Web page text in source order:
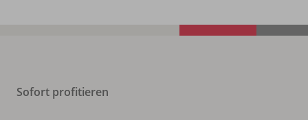
Sofort profitieren